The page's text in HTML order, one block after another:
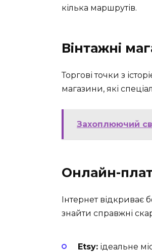
кілька маршрутів.
Вінтажні
Торгові точки з
магазини, які
Захоплюючий
Онлайн-
Інтернет
знайти справжні
Etsy: ідеальне